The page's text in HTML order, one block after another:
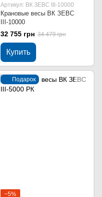
Артикул: ВК ЗЕВС ІІІ-10000
Крановые весы ВК ЗЕВС
ІІІ-10000
32 755 грн 34 479 грн
Купить
Подарок
−5%